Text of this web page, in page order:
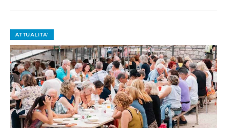
ATTUALITA'